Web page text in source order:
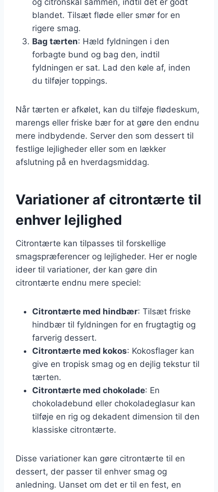
blandet. Tilsæt fløde eller smør for en
rigere smag.
Bag tærten: Hæld fyldningen i den
forbagte bund og bag den, indtil
fyldningen er sat. Lad den køle af, inden
du tilføjer toppings.
Når tærten er afkølet, kan du tilføje flødeskum,
marengs eller friske bær for at gøre den endnu
mere indbydende. Server den som dessert til
festlige lejligheder eller som en lækker
afslutning på en hverdagsmiddag.
Variationer af citrontærte til
enhver lejlighed
Citrontærte kan tilpasses til forskellige
smagspræferencer og lejligheder. Her er nogle
ideer til variationer, der kan gøre din
citrontærte endnu mere speciel:
Citrontærte med hindbær: Tilsæt friske
hindbær til fyldningen for en frugtagtig og
farverig dessert.
Citrontærte med kokos: Kokosflager kan
give en tropisk smag og en dejlig tekstur til
tærten.
Citrontærte med chokolade: En
chokoladebund eller chokoladeglasur kan
tilføje en rig og dekadent dimension til den
klassiske citrontærte.
Disse variationer kan gøre citrontærte til en
dessert, der passer til enhver smag og
anledning. Uanset om det er til en fest, en